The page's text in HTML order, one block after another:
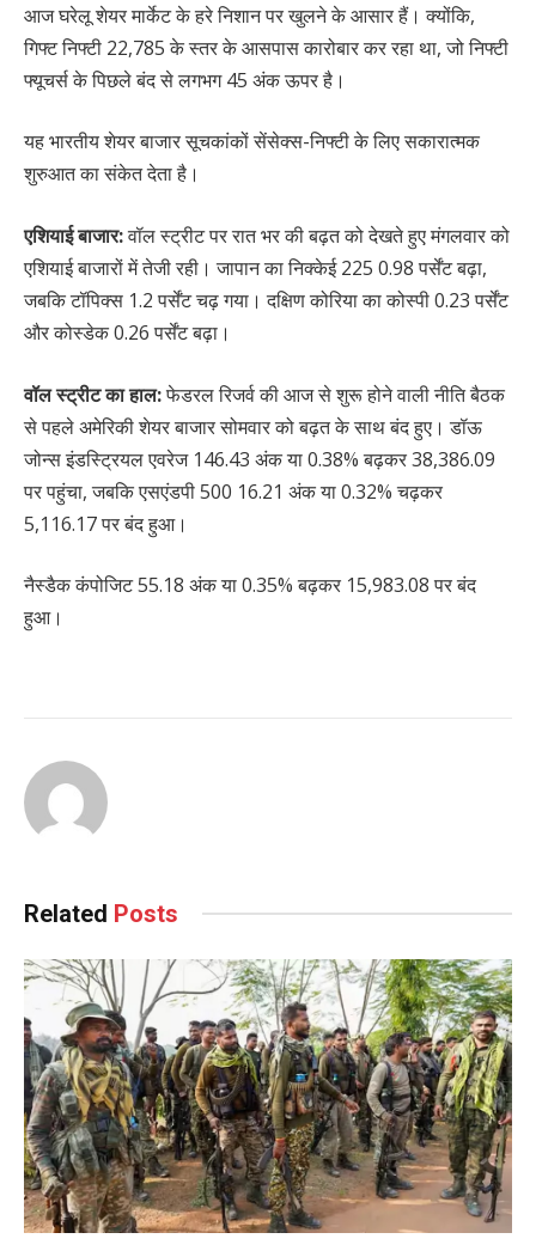
आज घरेलू शेयर मार्केट के हरे निशान पर खुलने के आसार हैं। क्योंकि,
गिफ्ट निफ्टी 22,785 के स्तर के आसपास कारोबार कर रहा था, जो निफ्टी
फ्यूचर्स के पिछले बंद से लगभग 45 अंक ऊपर है।
यह भारतीय शेयर बाजार सूचकांकों सेंसेक्स-निफ्टी के लिए सकारात्मक
शुरुआत का संकेत देता है।
एशियाई बाजार:वॉल स्ट्रीट पर रात भर की बढ़त को देखते हुए मंगलवार को
एशियाई बाजारों में तेजी रही। जापान का निक्केई 225 0.98 पर्सेंट बढ़ा,
जबकि टॉपिक्स 1.2 पर्सेंट चढ़ गया। दक्षिण कोरिया का कोस्पी 0.23 पर्सेंट
और कोस्डेक 0.26 पर्सेंट बढ़ा।
वॉल स्ट्रीट का हाल:फेडरल रिजर्व की आज से शुरू होने वाली नीति बैठक
से पहले अमेरिकी शेयर बाजार सोमवार को बढ़त के साथ बंद हुए। डॉऊ
जोन्स इंडस्ट्रियल एवरेज 146.43 अंक या 0.38% बढ़कर 38,386.09
पर पहुंचा, जबकि एसएंडपी 500 16.21 अंक या 0.32% चढ़कर
5,116.17 पर बंद हुआ।
नैस्डैक कंपोजिट 55.18 अंक या 0.35% बढ़कर 15,983.08 पर बंद
हुआ।
Related Posts